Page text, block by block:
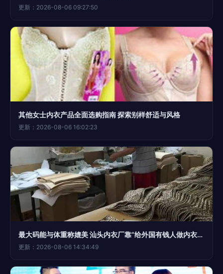
更新：2026-08-06 09:27:50
其他女士内衣产品全面选购指南 探索别样舒适与风格
更新：2026-08-06 16:02:23
最大码能与体重称媲美 汕头内衣厂靠“给外国有钱人做内衣”火遍澳洲
更新：2026-08-06 14:34:49